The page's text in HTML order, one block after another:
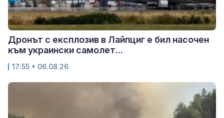
Дронът с експлозив в Лайпциг е бил насочен
към украински самолет...
17:55 • 06.08.26